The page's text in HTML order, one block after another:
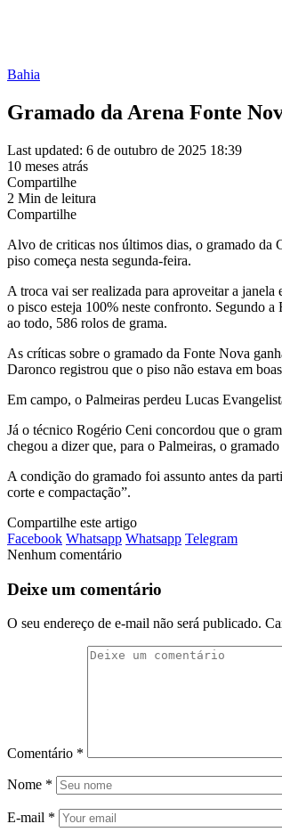
Bahia
Gramado da Arena Fonte
Last updated: 6 de outubro de 2025 18:39
10 meses atrás
Compartilhe
2 Min de leitura
Compartilhe
Alvo de criticas nos últimos dias, o gramado da
piso começa nesta segunda-feira.
A troca vai ser realizada para aproveitar a
o pisco esteja 100% neste confronto. Segundo
ao todo, 586 rolos de grama.
As críticas sobre o gramado da Fonte Nova
Daronco registrou que o piso não estava em
Em campo, o Palmeiras perdeu Lucas
Já o técnico Rogério Ceni concordou que o
chegou a dizer que, para o Palmeiras, o
A condição do gramado foi assunto antes da
corte e compactação”.
Compartilhe este artigo
Facebook Whatsapp Whatsapp Telegram
Nenhum comentário
Deixe um comentário
O seu endereço de e-mail não será publicado.
Comentário *
Nome *
E-mail *